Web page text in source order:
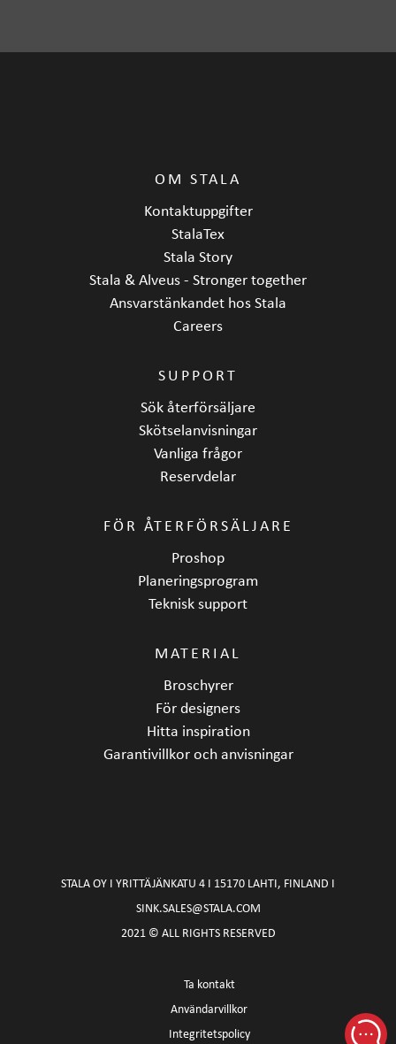
OM STALA
Kontaktuppgifter
StalaTex
Stala Story
Stala & Alveus - Stronger together
Ansvarstänkandet hos Stala
Careers
SUPPORT
Sök återförsäljare
Skötselanvisningar
Vanliga frågor
Reservdelar
FÖR ÅTERFÖRSÄLJARE
Proshop
Planeringsprogram
Teknisk support
MATERIAL
Broschyrer
För designers
Hitta inspiration
Garantivillkor och anvisningar
Ta kontakt
Användarvillkor
Integritetspolicy
STALA OY I YRITTÄJÄNKATU 4 I 15170 LAHTI, FINLAND I
SINK.SALES@STALA.COM
2021 © ALL RIGHTS RESERVED